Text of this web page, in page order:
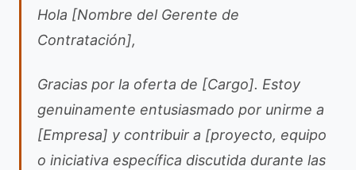
Hola [Nombre del Gerente de
Contratación],
Gracias por la oferta de [Cargo]. Estoy
genuinamente entusiasmado por unirme a
[Empresa] y contribuir a [proyecto, equipo
o iniciativa específica discutida durante las